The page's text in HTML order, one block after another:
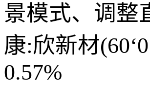
景模式、调整
康:欣新材
0.57%